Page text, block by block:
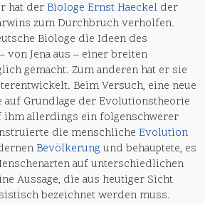
hat der Biologe Ernst Haeckel der
zum Durchbruch verholfen.
Biologe die Ideen des
von Jena aus – einer breiten
gemacht. Zum anderen hat er sie
Beim Versuch, eine neue
auf Grundlage der Evolutionstheorie
ihm allerdings ein folgenschwerer
die menschliche Evolution
Bevölkerung und behauptete, es
auf unterschiedlichen
Aussage, die aus heutiger Sicht
bezeichnet werden muss.